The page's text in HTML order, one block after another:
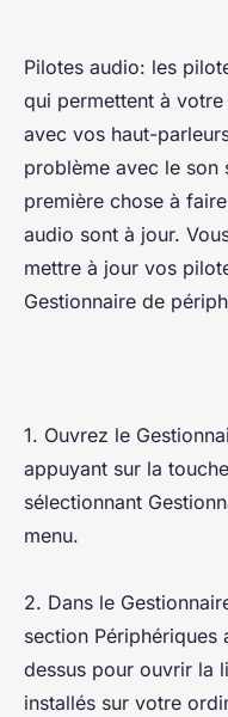
Pilotes audio: les
qui permettent à
avec vos haut-
problème avec le son
première chose à
audio sont à jour.
mettre à jour vos
Gestionnaire de
1. Ouvrez le
appuyant sur la
sélectionnant
menu.
2. Dans le
section
dessus pour ouvrir la
installés sur votre